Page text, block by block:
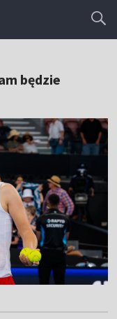
będzie